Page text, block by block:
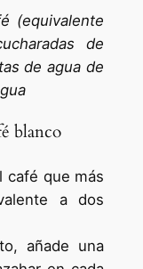
(equivalente
de
de agua de
blanco
café que más
a dos
añade una